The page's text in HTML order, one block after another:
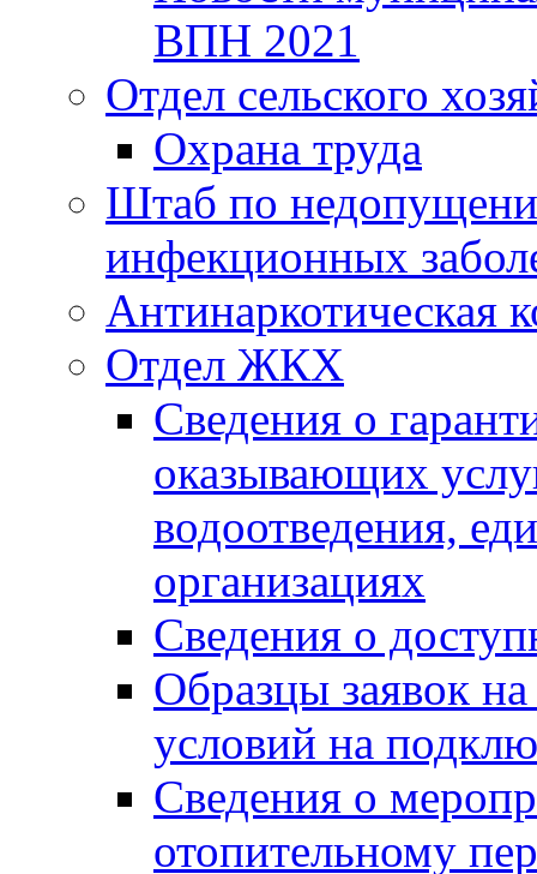
ВПН 2021
Отдел сельского
Охрана труда
Штаб по
инфекционных
Антинаркотическая
Отдел ЖКХ
Сведения о
оказывающих
водоотведения,
организациях
Сведения о
Образцы заявок
условий на
Сведения о
отопительному